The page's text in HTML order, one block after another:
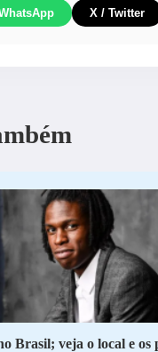
X / Twitter
Brasil; veja o local e os